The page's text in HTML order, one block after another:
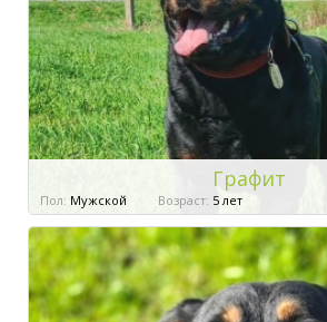
Графит
Пол: Мужской Возраст: 5 лет